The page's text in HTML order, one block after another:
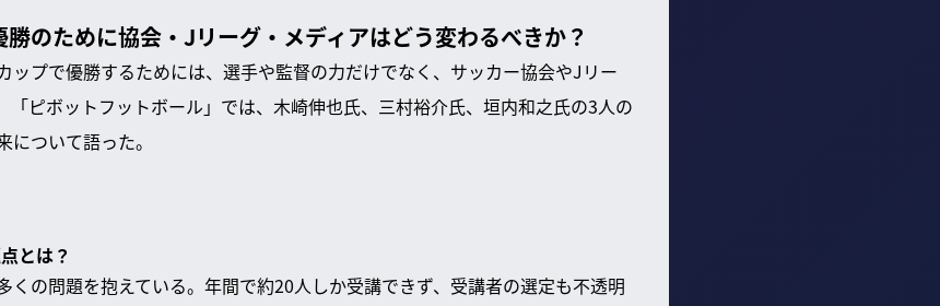
のために協会・Jリーグ・メディアはどう変わるべきか？
ップで優勝するためには、選手や監督の力だけでなく、サッカー協会やJリー
「ピボットフットボール」では、木崎伸也氏、三村裕介氏、垣内和之氏の3人の
ついて語った。
とは？
くの問題を抱えている。年間で約20人しか受講できず、受講者の選定も不透明